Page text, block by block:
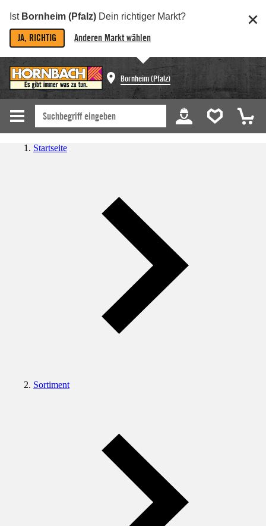
Ist Bornheim (Pfalz) Dein richtiger Markt?
JA, RICHTIG Anderen Markt wählen
Bornheim (Pfalz)
Startseite
Sortiment